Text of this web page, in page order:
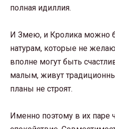
полная идиллия.
И Змею, и Кролика можно
натурам, которые не
вполне могут быть
малым, живут
планы не строят.
Именно поэтому в их паре